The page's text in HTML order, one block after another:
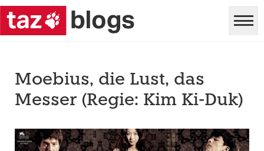
Moebius, die Lust, das
Messer (Regie: Kim Ki-Duk)